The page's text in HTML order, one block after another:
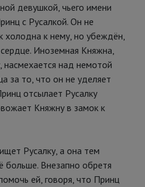
девушкой, чьего имени
с Русалкой. Он не
холодна к нему, но убеждён,
Иноземная Княжна,
насмехается над немотой
за то, что он не уделяет
отсылает Русалку
Княжну в замок к
Русалку, а она тем
больше. Внезапно обретя
ей, говоря, что Принц